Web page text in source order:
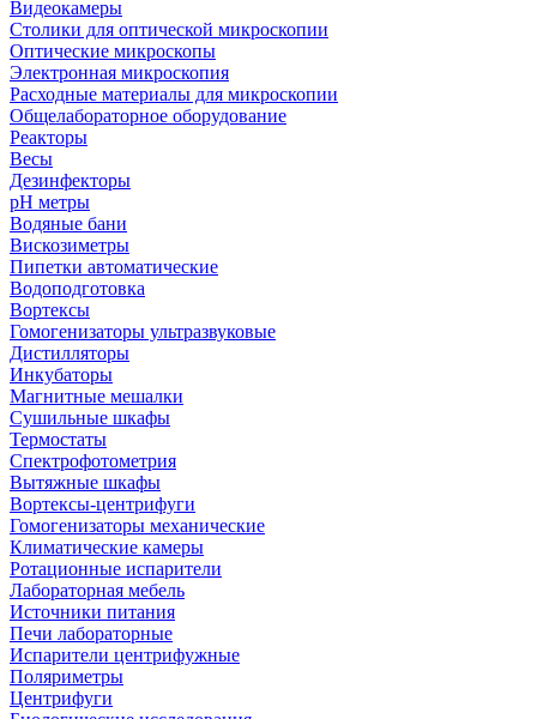
Видеокамеры
Столики для оптической микроскопии
Оптические микроскопы
Электронная микроскопия
Расходные материалы для микроскопии
Общелабораторное оборудование
Реакторы
Весы
Дезинфекторы
рН метры
Водяные бани
Вискозиметры
Пипетки автоматические
Водоподготовка
Вортексы
Гомогенизаторы ультразвуковые
Дистилляторы
Инкубаторы
Магнитные мешалки
Сушильные шкафы
Термостаты
Спектрофотометрия
Вытяжные шкафы
Вортексы-центрифуги
Гомогенизаторы механические
Климатические камеры
Ротационные испарители
Лабораторная мебель
Источники питания
Печи лабораторные
Испарители центрифужные
Поляриметры
Центрифуги